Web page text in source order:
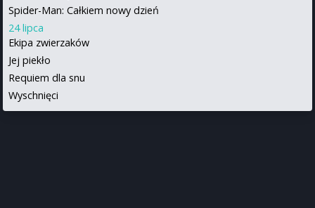
Spider-Man: Całkiem nowy dzień
24 lipca
Ekipa zwierzaków
Jej piekło
Requiem dla snu
Wyschnięci